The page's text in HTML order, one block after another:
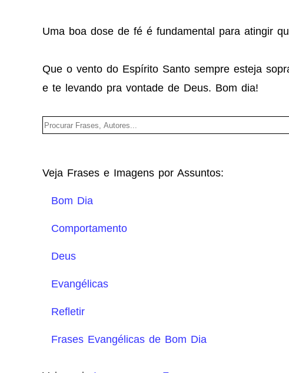
Uma boa dose de fé é fundamental para atingir
Que o vento do Espírito Santo sempre esteja
e te levando pra vontade de Deus. Bom dia!
Veja Frases e Imagens por Assuntos:
Bom Dia
Comportamento
Deus
Evangélicas
Refletir
Frases Evangélicas de Bom Dia